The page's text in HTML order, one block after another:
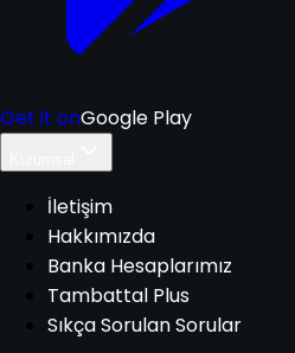
Get it onGoogle Play
İletişim
Hakkımızda
Banka Hesaplarımız
Tambattal Plus
Sıkça Sorulan Sorular